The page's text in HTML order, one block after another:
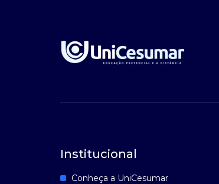
Institucional
Conheça a UniCesumar